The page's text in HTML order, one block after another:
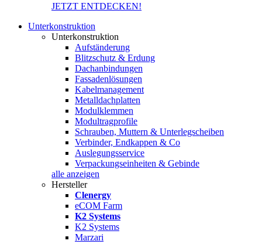
JETZT ENTDECKEN!
Unterkonstruktion
Unterkonstruktion
Aufständerung
Blitzschutz & Erdung
Dachanbindungen
Fassadenlösungen
Kabelmanagement
Metalldachplatten
Modulklemmen
Modultragprofile
Schrauben, Muttern & Unterlegscheiben
Verbinder, Endkappen & Co
Auslegungsservice
Verpackungseinheiten & Gebinde
alle anzeigen
Hersteller
Clenergy
eCOM Farm
K2 Systems
K2 Systems
Marzari